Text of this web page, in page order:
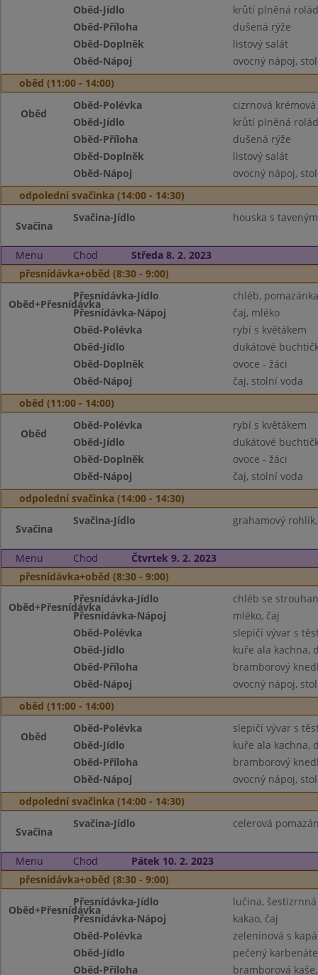
Oběd-Jídlo
krůtí plněná
Oběd-Příloha
dušená rýže
Oběd-Doplněk
listový salát
Oběd-Nápoj
ovocný nápoj,
oběd (11:00 - 14:00)
Oběd
Oběd-Polévka
cizrnová krémová
Oběd-Jídlo
krůtí plněná
Oběd-Příloha
dušená rýže
Oběd-Doplněk
listový salát
Oběd-Nápoj
ovocný nápoj,
odpolední svačinka (14:00 - 14:30)
Svačina
Svačina-Jídlo houska s
Menu Chod
Středa 8. 2. 2023
přesnídávka+oběd (8:30 - 9:00)
Oběd+Přesnídávka
Přesnídávka-Jídlo
chléb,
Přesnídávka-Nápoj
čaj, mléko
Oběd-Polévka
rybí s květákem
Oběd-Jídlo
dukátové
Oběd-Doplněk
ovoce - žáci
Oběd-Nápoj
čaj, stolní voda
oběd (11:00 - 14:00)
Oběd
Oběd-Polévka
rybí s květákem
Oběd-Jídlo
dukátové
Oběd-Doplněk
ovoce - žáci
Oběd-Nápoj
čaj, stolní voda
odpolední svačinka (14:00 - 14:30)
Svačina
Svačina-Jídlo grahamový
Menu Chod
Čtvrtek 9. 2. 2023
přesnídávka+oběd (8:30 - 9:00)
Oběd+Přesnídávka
Přesnídávka-Jídlo
chléb se
Přesnídávka-Nápoj
mléko, čaj
Oběd-Polévka
slepičí vývar s
Oběd-Jídlo
kuře ala kachna,
Oběd-Příloha
bramborový
Oběd-Nápoj
ovocný nápoj,
oběd (11:00 - 14:00)
Oběd
Oběd-Polévka
slepičí vývar s
Oběd-Jídlo
kuře ala kachna,
Oběd-Příloha
bramborový
Oběd-Nápoj
ovocný nápoj,
odpolední svačinka (14:00 - 14:30)
Svačina
Svačina-Jídlo celerová
Menu Chod
Pátek 10. 2. 2023
přesnídávka+oběd (8:30 - 9:00)
Oběd+Přesnídávka
Přesnídávka-Jídlo
lučina,
Přesnídávka-Nápoj
kakao, čaj
Oběd-Polévka
zeleninová s
Oběd-Jídlo
pečený
Oběd-Příloha
bramborová